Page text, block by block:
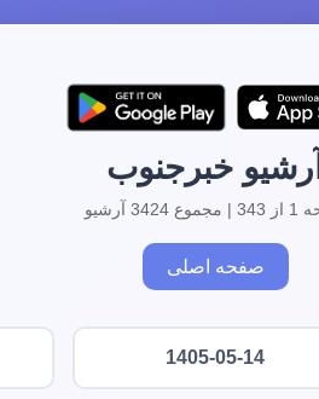
آرشیو خبرجنوب
آرشیو
صفحه اصلی
1405-05-14